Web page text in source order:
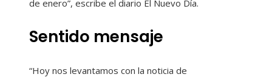
de enero”, escribe el diario El Nuevo Día.
Sentido mensaje
“Hoy nos levantamos con la noticia de